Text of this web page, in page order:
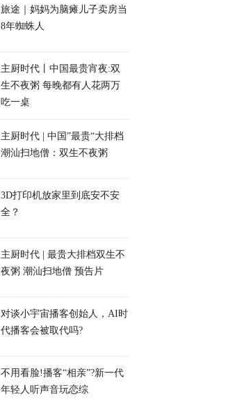
旅途｜妈妈为脑瘫儿子卖房当
8年蜘蛛人
主厨时代丨中国最贵宵夜:双
生不夜粥 每晚都有人花两万
吃一桌
主厨时代 | 中国”最贵“大排档
潮汕扫地僧：双生不夜粥
3D打印机放家里到底安不安
全？
主厨时代 | 最贵大排档双生不
夜粥 潮汕扫地僧 预告片
对谈小宇宙播客创始人，AI时
代播客会被取代吗?
不用看脸!播客“相亲”?新一代
年轻人听声音玩恋综